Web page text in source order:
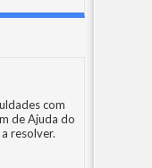
com
de Ajuda do
resolver.